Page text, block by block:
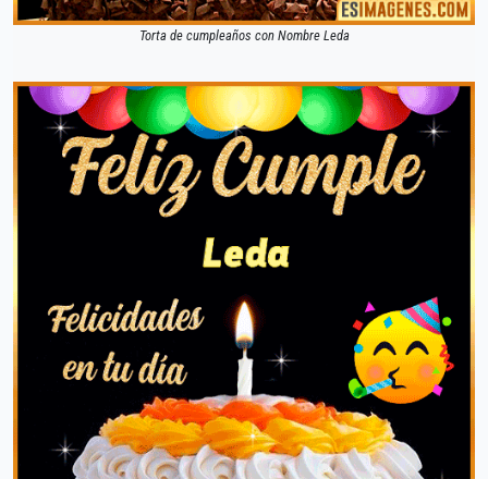
Torta de cumpleaños con Nombre Leda